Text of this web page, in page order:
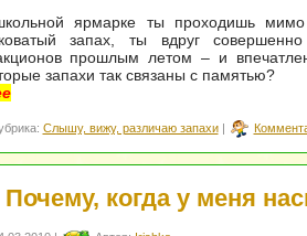
ярмарке ты проходишь мимо
запах, ты вдруг
прошлым летом – и
запахи так связаны с памятью?
Слышу, вижу, различаю запахи|
Почему, когда у меня